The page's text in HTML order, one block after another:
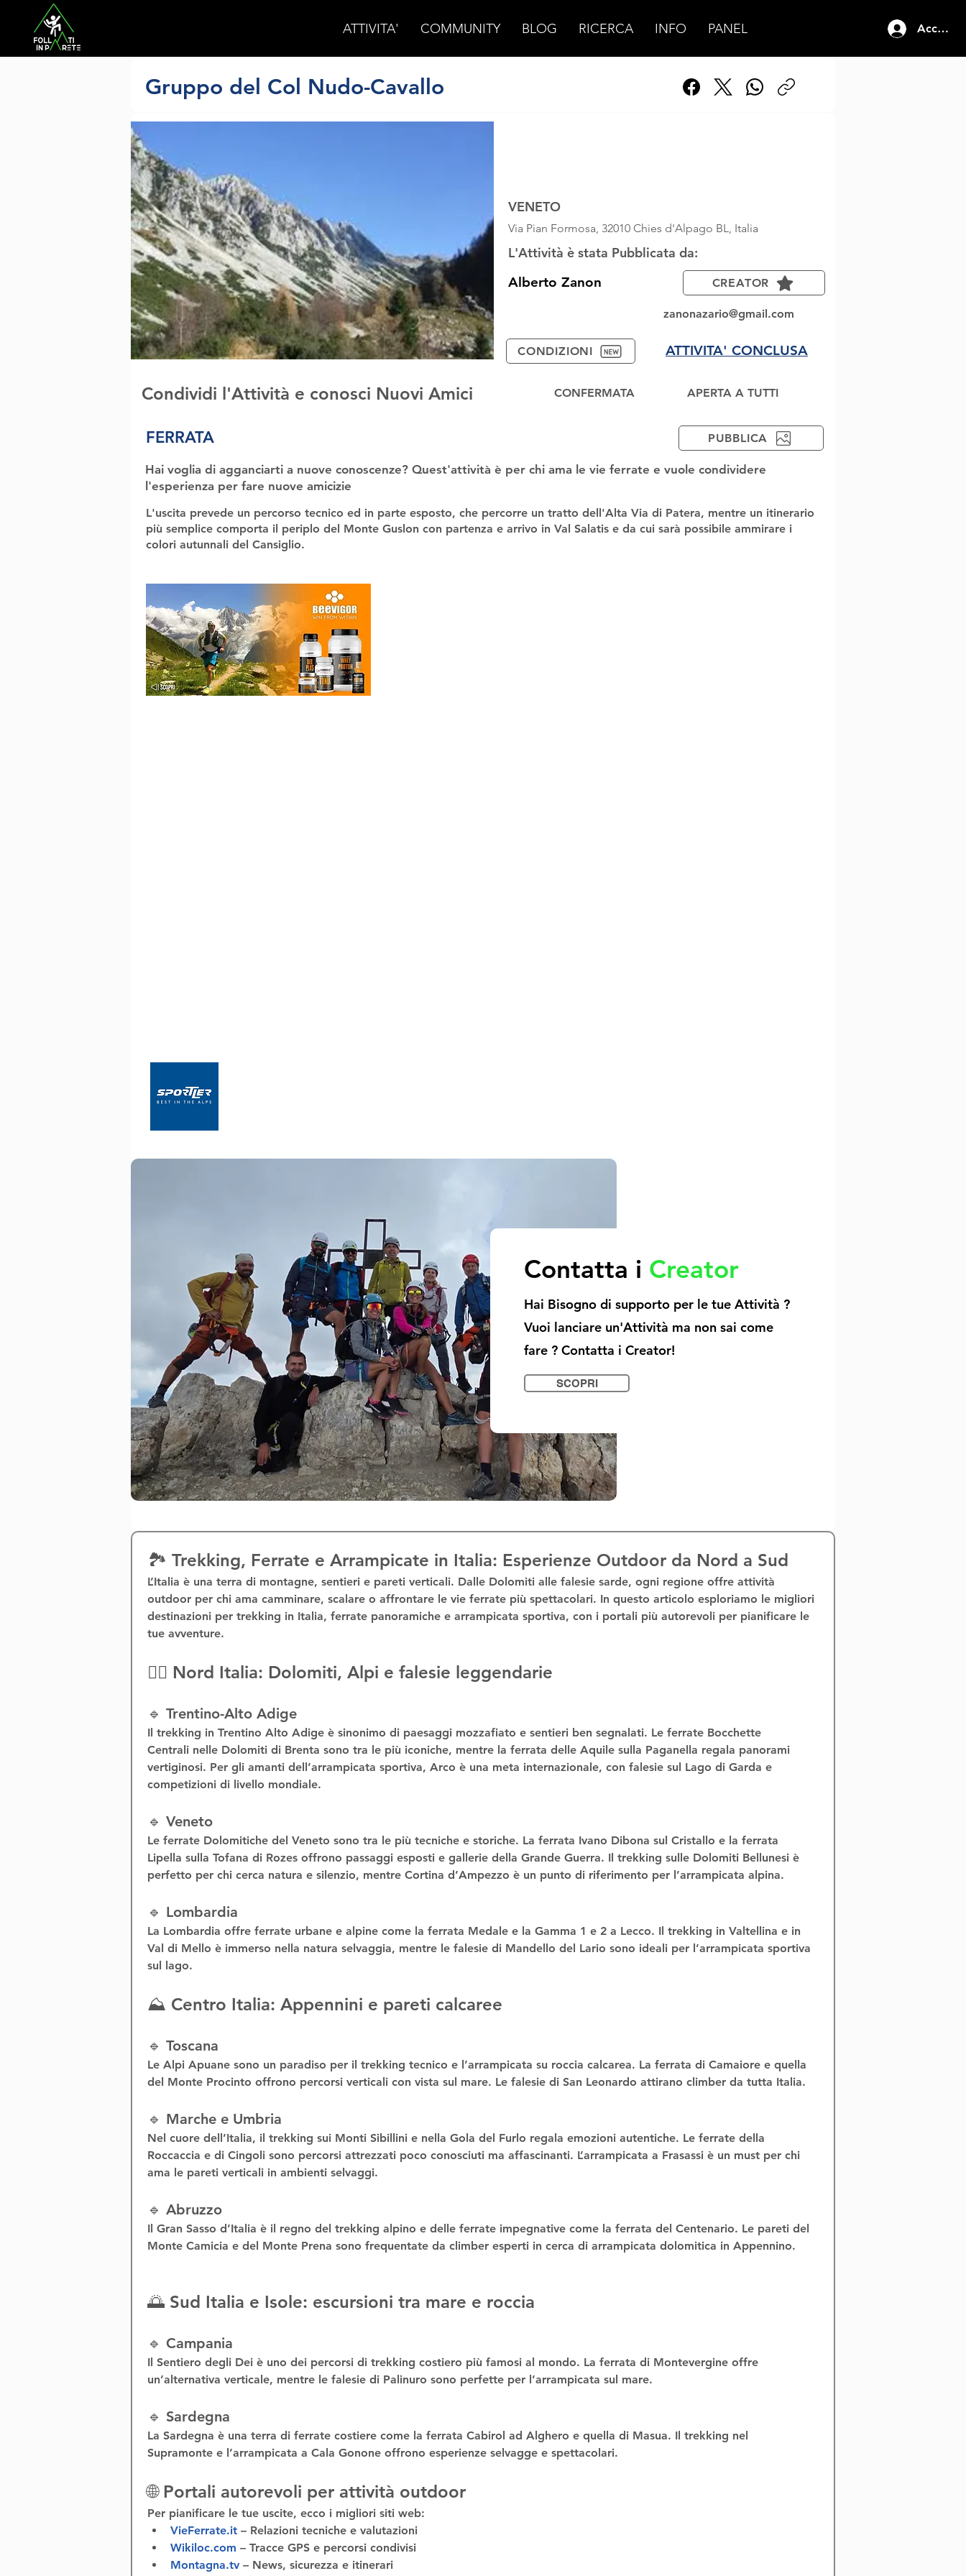
ATTIVITA' COMMUNITY BLOG RICERCA INFO PANEL Accedi
Gruppo del Col Nudo-Cavallo
Condividi l'Attività e conosci Nuovi Amici
VENETO
Via Pian Formosa, 32010 Chies d'Alpago BL, Italia
L'Attività è stata Pubblicata da:
Alberto Zanon
CREATOR
zanonazario@gmail.com
CONDIZIONI ATTIVITA' CONCLUSA
CONFERMATA APERTA A TUTTI
FERRATA PUBBLICA
Hai voglia di agganciarti a nuove conoscenze? Quest'attività è per chi ama le vie ferrate e vuole condividere
l'esperienza per fare nuove amicizie
L'uscita prevede un percorso tecnico ed in parte esposto, che percorre un tratto dell'Alta Via di Patera, mentre un itinerario
più semplice comporta il periplo del Monte Guslon con partenza e arrivo in Val Salatis e da cui sarà possibile ammirare i
colori autunnali del Cansiglio.
Contatta i Creator
Hai Bisogno di supporto per le tue Attività ?
Vuoi lanciare un'Attività ma non sai come
fare ? Contatta i Creator!
SCOPRI
🏞️ Trekking, Ferrate e Arrampicate in Italia: Esperienze Outdoor da Nord a Sud
L’Italia è una terra di montagne, sentieri e pareti verticali. Dalle Dolomiti alle falesie sarde, ogni regione offre attività
outdoor per chi ama camminare, scalare o affrontare le vie ferrate più spettacolari. In questo articolo esploriamo le migliori
destinazioni per trekking in Italia, ferrate panoramiche e arrampicata sportiva, con i portali più autorevoli per pianificare le
tue avventure.
🧗‍♂️ Nord Italia: Dolomiti, Alpi e falesie leggendarie
🔹 Trentino-Alto Adige
Il trekking in Trentino Alto Adige è sinonimo di paesaggi mozzafiato e sentieri ben segnalati. Le ferrate Bocchette
Centrali nelle Dolomiti di Brenta sono tra le più iconiche, mentre la ferrata delle Aquile sulla Paganella regala panorami
vertiginosi. Per gli amanti dell’arrampicata sportiva, Arco è una meta internazionale, con falesie sul Lago di Garda e
competizioni di livello mondiale.
🔹 Veneto
Le ferrate Dolomitiche del Veneto sono tra le più tecniche e storiche. La ferrata Ivano Dibona sul Cristallo e la ferrata
Lipella sulla Tofana di Rozes offrono passaggi esposti e gallerie della Grande Guerra. Il trekking sulle Dolomiti Bellunesi è
perfetto per chi cerca natura e silenzio, mentre Cortina d’Ampezzo è un punto di riferimento per l’arrampicata alpina.
🔹 Lombardia
La Lombardia offre ferrate urbane e alpine come la ferrata Medale e la Gamma 1 e 2 a Lecco. Il trekking in Valtellina e in
Val di Mello è immerso nella natura selvaggia, mentre le falesie di Mandello del Lario sono ideali per l’arrampicata sportiva
sul lago.
⛰️ Centro Italia: Appennini e pareti calcaree
🔹 Toscana
Le Alpi Apuane sono un paradiso per il trekking tecnico e l’arrampicata su roccia calcarea. La ferrata di Camaiore e quella
del Monte Procinto offrono percorsi verticali con vista sul mare. Le falesie di San Leonardo attirano climber da tutta Italia.
🔹 Marche e Umbria
Nel cuore dell’Italia, il trekking sui Monti Sibillini e nella Gola del Furlo regala emozioni autentiche. Le ferrate della
Roccaccia e di Cingoli sono percorsi attrezzati poco conosciuti ma affascinanti. L’arrampicata a Frasassi è un must per chi
ama le pareti verticali in ambienti selvaggi.
🔹 Abruzzo
Il Gran Sasso d’Italia è il regno del trekking alpino e delle ferrate impegnative come la ferrata del Centenario. Le pareti del
Monte Camicia e del Monte Prena sono frequentate da climber esperti in cerca di arrampicata dolomitica in Appennino.
🌅 Sud Italia e Isole: escursioni tra mare e roccia
🔹 Campania
Il Sentiero degli Dei è uno dei percorsi di trekking costiero più famosi al mondo. La ferrata di Montevergine offre
un’alternativa verticale, mentre le falesie di Palinuro sono perfette per l’arrampicata sul mare.
🔹 Sardegna
La Sardegna è una terra di ferrate costiere come la ferrata Cabirol ad Alghero e quella di Masua. Il trekking nel
Supramonte e l’arrampicata a Cala Gonone offrono esperienze selvagge e spettacolari.
🌐 Portali autorevoli per attività outdoor
Per pianificare le tue uscite, ecco i migliori siti web:
VieFerrate.it – Relazioni tecniche e valutazioni
Wikiloc.com – Tracce GPS e percorsi condivisi
Montagna.tv – News, sicurezza e itinerari